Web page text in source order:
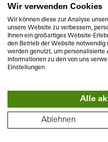
PLANO DE PLANTA
moderno aspecto
reducida separación
Profundidad
Wir verwenden Cookies
Wir können diese zur Analyse
unsere Website zu verbessern,
Ihnen ein großartiges Website-
den Betrieb der Website notwendig
werden genutzt, um personalisierte
Informationen zu den von uns
Einstellungen.
Alle
Ablehnen